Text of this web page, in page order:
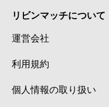
リビンマッチについて
運営会社
利用規約
個人情報の取り扱い